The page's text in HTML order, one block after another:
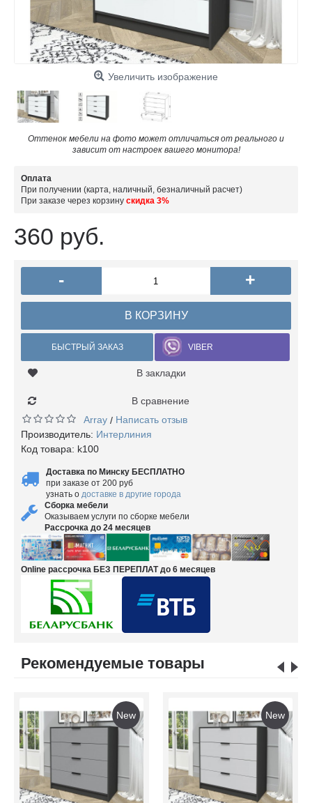
Увеличить изображение
Оттенок мебели на фото может отличаться от реального и
зависит от настроек вашего монитора!
Оплата
При получении (карта, наличный, безналичный расчет)
При заказе через корзину скидка 3%
360 руб.
- +
В КОРЗИНУ
БЫСТРЫЙ ЗАКАЗ VIBER
В закладки
В сравнение
Array / Написать отзыв
Производитель: Интерлиния
Код товара: k100
Доставка по Минску БЕСПЛАТНО
при заказе от 200 руб
узнать о доставке в другие города
Сборка мебели
Оказываем услуги по сборке мебели
Рассрочка до 24 месяцев
Online рассрочка БЕЗ ПЕРЕПЛАТ до 6 месяцев
Рекомендуемые товары
New New